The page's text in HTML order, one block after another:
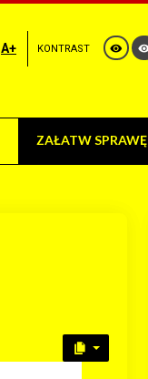
A+ KONTRAST
ZAŁATW SPRAWĘ